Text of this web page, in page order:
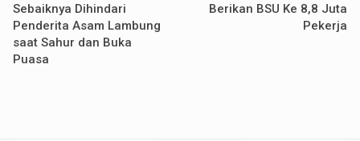
Sebaiknya Dihindari
Penderita Asam Lambung
saat Sahur dan Buka
Puasa
Berikan BSU Ke 8,8 Juta
Pekerja